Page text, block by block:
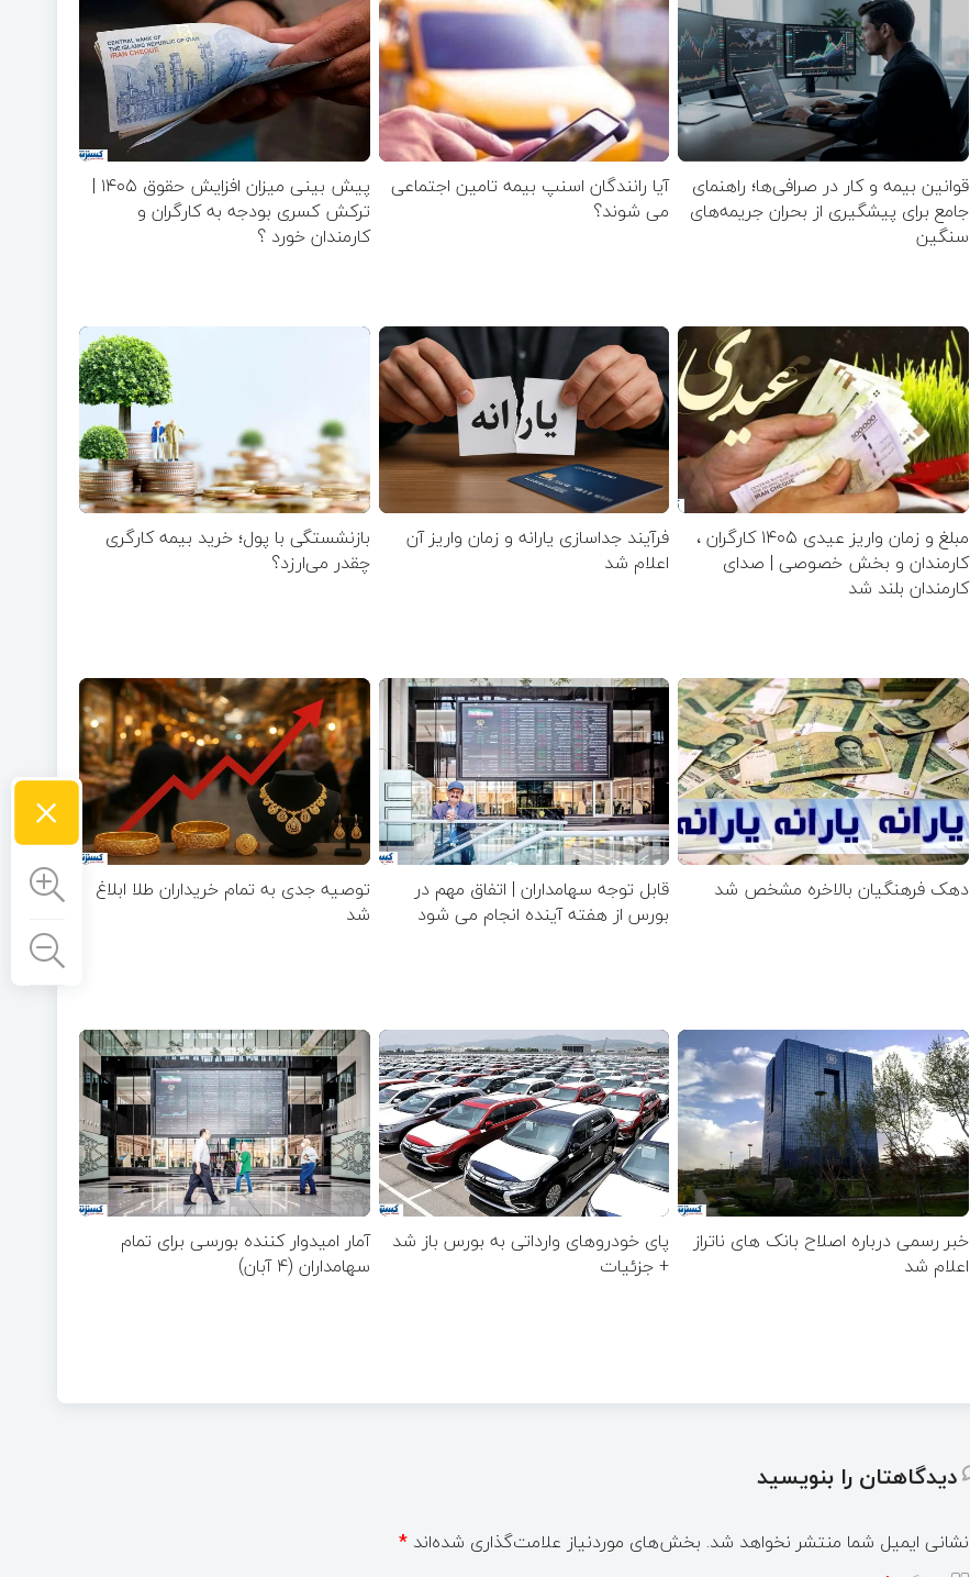
قوانین بیمه و کار در صرافی‌ها؛ راهنمای
جامع برای پیشگیری از بحران جریمه‌های
سنگین
آیا رانندگان اسنپ بیمه تامین اجتماعی
می شوند؟
پیش بینی میزان افزایش حقوق ۱۴۰۵ |
ترکش کسری بودجه به کارگران و
کارمندان خورد ؟
مبلغ و زمان واریز عیدی ۱۴۰۵ کارگران ،
کارمندان و بخش خصوصی | صدای
کارمندان بلند شد
فرآیند جداسازی یارانه و زمان واریز آن
اعلام شد
بازنشستگی با پول؛ خرید بیمه کارگری
چقدر می‌ارزد؟
دهک فرهنگیان بالاخره مشخص شد
قابل توجه سهامداران | اتفاق مهم در
بورس از هفته آینده انجام می شود
توصیه جدی به تمام خریداران طلا ابلاغ
شد
خبر رسمی درباره اصلاح بانک های ناتراز
اعلام شد
پای خودروهای وارداتی به بورس باز شد
+ جزئیات
آمار امیدوار کننده بورسی برای تمام
سهامداران (۴ آبان)
دیدگاهتان را بنویسید
نشانی ایمیل شما منتشر نخواهد شد. بخش‌های موردنیاز علامت‌گذاری شده‌اند *
×